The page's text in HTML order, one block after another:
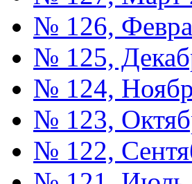
№ 126,
№ 125,
№ 124,
№ 123,
№ 122,